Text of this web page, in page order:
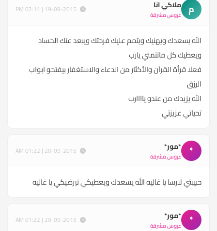
م ملاكي انا
عروس مشرقة
الله يسعدك ويهنيك ويتمم عليك فرحتك ويبعد عنك الحساد
ويعطيك كل ماتتمني يارب
فعلا قرأة القرآن والأكثار من الدعاء والاستغفار بيفتحو ابواب
الرزق
الله يزيدك من عندو ياااارب
تحياتي عزيزتي
* *مور*
عروس مشرقة
حبيبتي لارسا يا غاليه الله يسعدك ويعطيكي تيرضيكي يا غاليه
* *مور*
عروس مشرقة